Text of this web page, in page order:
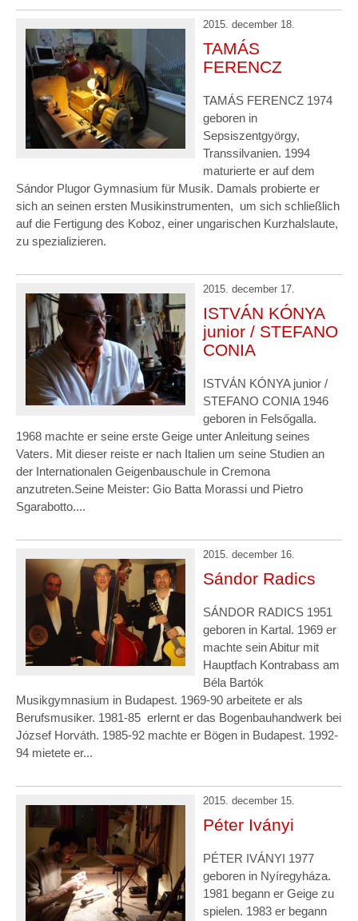
2015. december 18.
TAMÁS
FERENCZ
TAMÁS FERENCZ 1974
geboren in
Sepsiszentgyörgy,
Transsilvanien. 1994
maturierte er auf dem
Sándor Plugor Gymnasium für Musik. Damals probierte er
sich an seinen ersten Musikinstrumenten, um sich schließlich
auf die Fertigung des Koboz, einer ungarischen Kurzhalslaute,
zu spezializieren.
2015. december 17.
ISTVÁN KÓNYA
junior / STEFANO
CONIA
ISTVÁN KÓNYA junior /
STEFANO CONIA 1946
geboren in Felsőgalla.
1968 machte er seine erste Geige unter Anleitung seines
Vaters. Mit dieser reiste er nach Italien um seine Studien an
der Internationalen Geigenbauschule in Cremona
anzutreten.Seine Meister: Gio Batta Morassi und Pietro
Sgarabotto....
2015. december 16.
Sándor Radics
SÁNDOR RADICS 1951
geboren in Kartal. 1969 er
machte sein Abitur mit
Hauptfach Kontrabass am
Béla Bartók
Musikgymnasium in Budapest. 1969-90 arbeitete er als
Berufsmusiker. 1981-85 erlernt er das Bogenbauhandwerk bei
József Horváth. 1985-92 machte er Bögen in Budapest. 1992-
94 mietete er...
2015. december 15.
Péter Iványi
PÉTER IVÁNYI 1977
geboren in Nyíregyháza.
1981 begann er Geige zu
spielen. 1983 er begann